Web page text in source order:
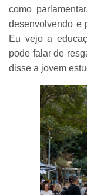
como
desenvolvendo e
Eu vejo a
pode falar de
disse a jovem